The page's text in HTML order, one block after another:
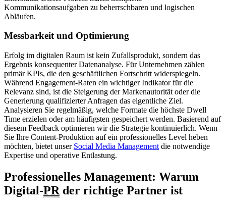
Kommunikationsaufgaben zu beherrschbaren und logischen
Abläufen.
Messbarkeit und Optimierung
Erfolg im digitalen Raum ist kein Zufallsprodukt, sondern das
Ergebnis konsequenter Datenanalyse. Für Unternehmen zählen
primär KPIs, die den geschäftlichen Fortschritt widerspiegeln.
Während Engagement-Raten ein wichtiger Indikator für die
Relevanz sind, ist die Steigerung der Markenautorität oder die
Generierung qualifizierter Anfragen das eigentliche Ziel.
Analysieren Sie regelmäßig, welche Formate die höchste Dwell
Time erzielen oder am häufigsten gespeichert werden. Basierend auf
diesem Feedback optimieren wir die Strategie kontinuierlich. Wenn
Sie Ihre Content-Produktion auf ein professionelles Level heben
möchten, bietet unser Social Media Management die notwendige
Expertise und operative Entlastung.
Professionelles Management: Warum
Digital-PR der richtige Partner ist